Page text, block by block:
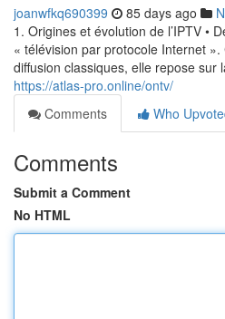
joanwfkq690399 85 days ago
1. Origines et évolution de l’IPTV •
« télévision par protocole Internet
diffusion classiques, elle repose sur
https://atlas-pro.online/ontv/
Comments
Who
Comments
Submit a Comment
No HTML